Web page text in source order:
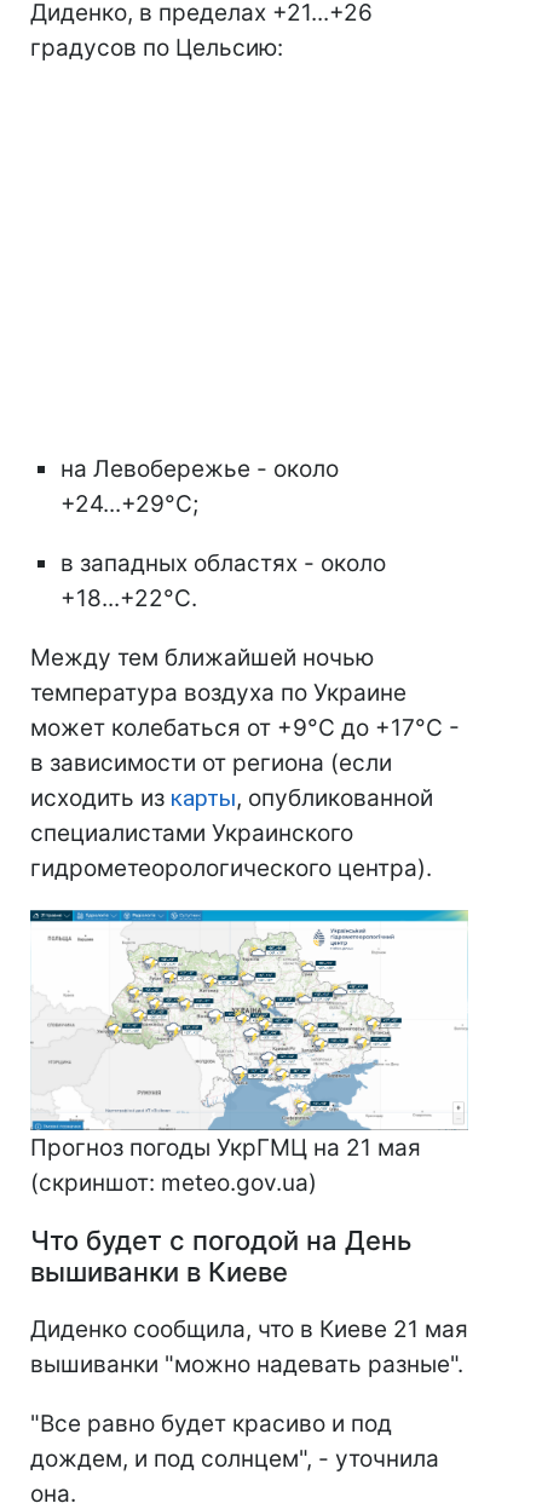
Диденко, в пределах +21...+26
градусов по Цельсию:
на Левобережье - около
+24...+29°С;
в западных областях - около
+18...+22°С.
Между тем ближайшей ночью
температура воздуха по Украине
может колебаться от +9°С до +17°С -
в зависимости от региона (если
исходить из карты, опубликованной
специалистами Украинского
гидрометеорологического центра).
Прогноз погоды УкрГМЦ на 21 мая
(скриншот: meteo.gov.ua)
Что будет с погодой на День
вышиванки в Киеве
Диденко сообщила, что в Киеве 21 мая
вышиванки "можно надевать разные".
"Все равно будет красиво и под
дождем, и под солнцем", - уточнила
она.